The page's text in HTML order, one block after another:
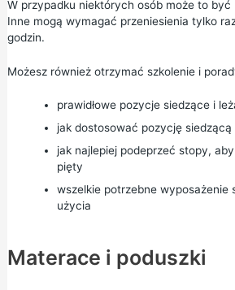
W przypadku niektórych osób może to być
Inne mogą wymagać przeniesienia tylko
godzin.
Możesz również otrzymać szkolenie i
prawidłowe pozycje siedzące i
jak dostosować pozycję siedzącą
jak najlepiej podeprzeć stopy,
pięty
wszelkie potrzebne wyposażenie
użycia
Materace i poduszki